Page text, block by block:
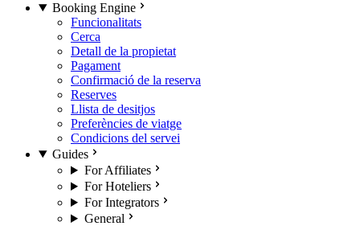
Booking Engine
Funcionalitats
Cerca
Detall de la propietat
Pagament
Confirmació de la reserva
Reserves
Llista de desitjos
Preferències de viatge
Condicions del servei
Guides
For Affiliates
For Hoteliers
For Integrators
General